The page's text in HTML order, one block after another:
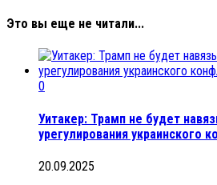
Это вы еще не читали...
0
Уитакер: Трамп не будет
урегулирования украинского
20.09.2025